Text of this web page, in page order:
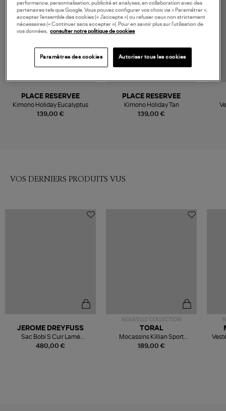
139,00 €
PLACE RESERVEE
Kimono Holiday Eucalyptus
139,00 €
PLACE RESERVEE
Kimono Holiday Tan
VOS DERNIERS PRODUITS VUS
480,00 €
JEROME DREYFUSS
Sac Bobi S Cuir Lamé
Champagne
NOUVELLE COLLECTION
189,00 €
TORAL
Mocassins Killian Sport
Mousse
performance, personnalisation, publicité et analyses, en collaboration avec des
partenaires tels que Google. Vous pouvez configurer vos choix via « Paramétrer »,
accepter l’ensemble des cookies (« J’accepte ») ou refuser ceux non strictement
nécessaires (« Continuer sans accepter »). Pour en savoir plus sur l’utilisation de
vos données, consulter notre politique de cookies
Paramètres des cookies Autoriser tous les cookies